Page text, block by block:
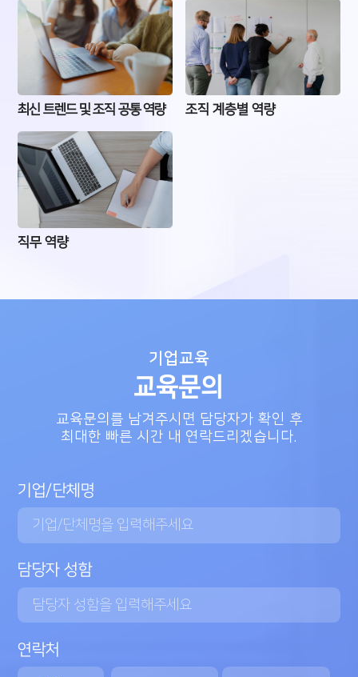
최신 트렌드 및 조직 공통 역량 조직 계층별 역량
직무 역량
기업교육
교육문의
교육문의를 남겨주시면 담당자가 확인 후
최대한 빠른 시간 내 연락드리겠습니다.
기업/단체명
담당자 성함
연락처